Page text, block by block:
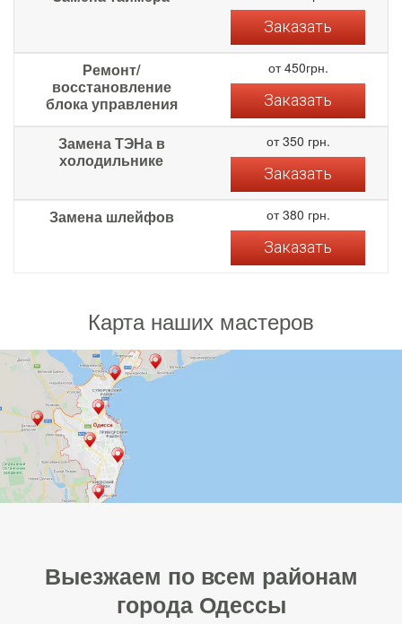
Заказать
Ремонт/
восстановление
блока управления
от 450грн.
Заказать
Замена ТЭНа в
холодильнике
от 350 грн.
Заказать
Замена шлейфов от 380 грн.
Заказать
Карта наших мастеров
Выезжаем по всем районам
города Одессы